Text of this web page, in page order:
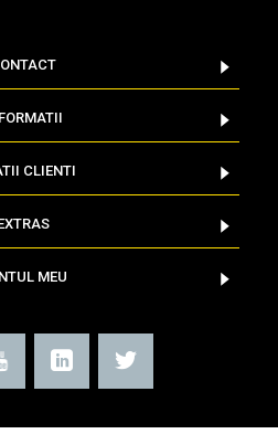
CLIENTI
MEU